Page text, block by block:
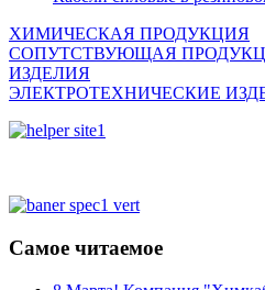
ХИМИЧЕСКАЯ ПРОДУКЦИЯ
СОПУТСТВУЮЩАЯ
ИЗДЕЛИЯ
ЭЛЕКТРОТЕХНИЧЕСКИЕ
Самое читаемое